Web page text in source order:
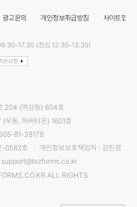
광고문의 개인정보취급방침 사이트맵
17:30 (점심 12:30-13:30)
원요청
204 (역삼동) 604호
우동, 하버타운) 1601호
81-38178
-0582호
개인정보보호책임자 : 김민경
support@bizforms.co.kr
ALL RIGHTS